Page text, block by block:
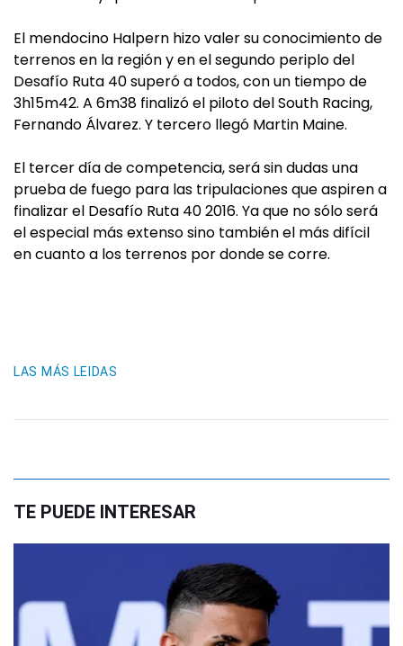
El mendocino Halpern hizo valer su conocimiento de
terrenos en la región y en el segundo periplo del
Desafío Ruta 40 superó a todos, con un tiempo de
3h15m42. A 6m38 finalizó el piloto del South Racing,
Fernando Álvarez. Y tercero llegó Martin Maine.
El tercer día de competencia, será sin dudas una
prueba de fuego para las tripulaciones que aspiren a
finalizar el Desafío Ruta 40 2016. Ya que no sólo será
el especial más extenso sino también el más difícil
en cuanto a los terrenos por donde se corre.
LAS MÁS LEIDAS
TE PUEDE INTERESAR